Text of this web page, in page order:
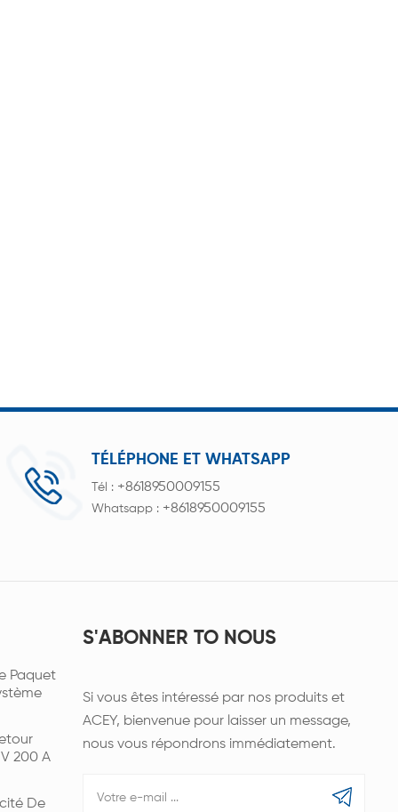
TÉLÉPHONE ET WHATSAPP
Tél : +8618950009155
Whatsapp : +8618950009155
Paquet
200 A
De
S'ABONNER TO NOUS
Si vous êtes intéressé par nos produits et
ACEY, bienvenue pour laisser un message,
nous vous répondrons immédiatement.